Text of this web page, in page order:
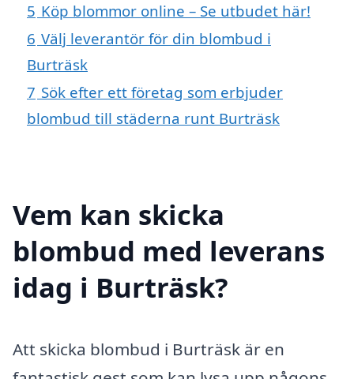
5 Köp blommor online – Se utbudet här!
6 Välj leverantör för din blombud i
Burträsk
7 Sök efter ett företag som erbjuder
blombud till städerna runt Burträsk
Vem kan skicka
blombud med leverans
idag i Burträsk?
Att skicka blombud i Burträsk är en